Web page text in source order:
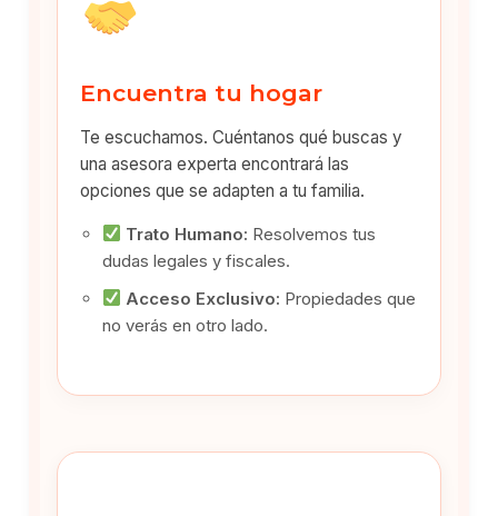
Encuentra tu hogar
Te escuchamos. Cuéntanos qué buscas y
una asesora experta encontrará las
opciones que se adapten a tu familia.
Trato Humano: Resolvemos tus
dudas legales y fiscales.
Acceso Exclusivo: Propiedades que
no verás en otro lado.